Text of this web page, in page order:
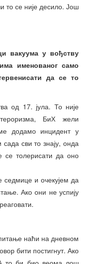
то се није десило. Још
вакуума у вођству
именованог само
да се то
од 17. јула. То није
БиХ жели
додамо инцидент у
сада сви то знају, онда
толерисати да оно
седмице и очекујем да
Ако они не успију
наћи на дневном
бити постигнут. Ако